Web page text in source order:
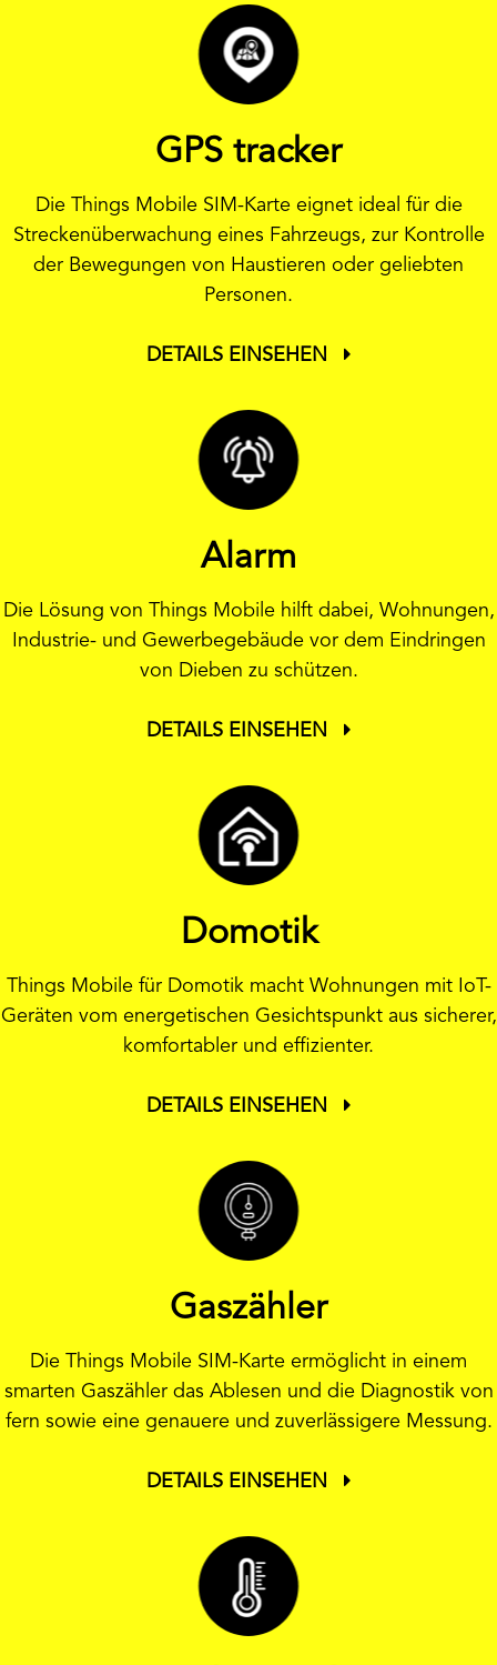
GPS tracker
Die Things Mobile SIM-Karte eignet ideal für die
Streckenüberwachung eines Fahrzeugs, zur Kontrolle
der Bewegungen von Haustieren oder geliebten
Personen.
DETAILS EINSEHEN
Alarm
Die Lösung von Things Mobile hilft dabei, Wohnungen,
Industrie- und Gewerbegebäude vor dem Eindringen
von Dieben zu schützen.
DETAILS EINSEHEN
Domotik
Things Mobile für Domotik macht Wohnungen mit IoT-
Geräten vom energetischen Gesichtspunkt aus sicherer,
komfortabler und effizienter.
DETAILS EINSEHEN
Gaszähler
Die Things Mobile SIM-Karte ermöglicht in einem
smarten Gaszähler das Ablesen und die Diagnostik von
fern sowie eine genauere und zuverlässigere Messung.
DETAILS EINSEHEN